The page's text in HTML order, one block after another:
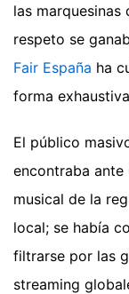
las
respeto se
Fair España ha
forma
El público
encontraba ante
musical de la
local; se había
filtrarse por las
streaming